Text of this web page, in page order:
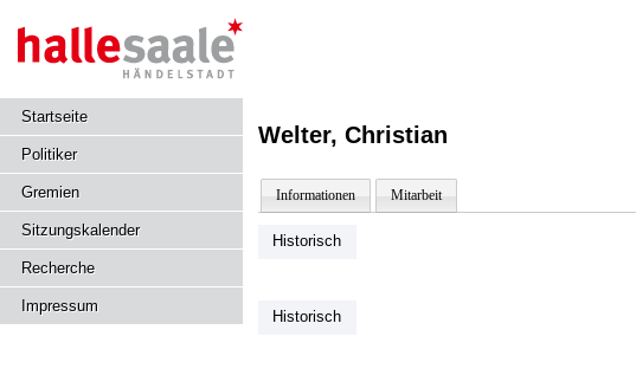
Startseite
Politiker
Gremien
Sitzungskalender
Recherche
Impressum
Welter, Christian
Informationen Mitarbeit
Historisch
Historisch